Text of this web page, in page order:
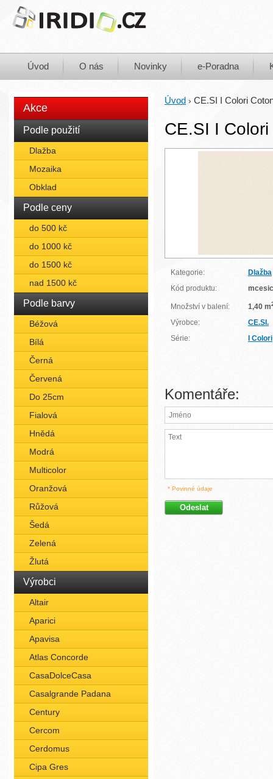
Úvod O nás Novinky e-Poradna
Akce
Podle použití
Dlažba
Mozaika
Obklad
Podle ceny
do 500 kč
do 1000 kč
do 1500 kč
nad 1500 kč
Podle barvy
Béžová
Bílá
Černá
Červená
Do 25cm
Fialová
Hnědá
Modrá
Multicolor
Oranžová
Růžová
Šedá
Zelená
Žlutá
Výrobci
Altair
Aparici
Apavisa
Atlas Concorde
CasaDolceCasa
Casalgrande Padana
Century
Cercom
Cerdomus
Cipa Gres
Úvod › CE.SI I Colori
CE.SI I
Kategorie:
Dlažba
Kód produktu:
Množství v balení: 1,40 m
Výrobce:
CE.SI.
Série:
I Colori
Komentáře:
* Povinné údaje